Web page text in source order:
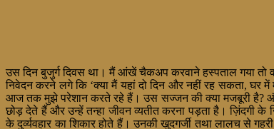
उस दिन बुजुर्ग दिवस था। मैं आंखें चैकअप करवाने हस्पताल गया तो
निवेदन करने लगे कि ‘क्या मैं यहां दो दिन और नहीं रह सकता, घर
आज तक मुझे परेशान करते रहे हैं। उस सज्जन की क्या मजबूरी है?
छोड़ देते हैं और उन्हें तन्हा जीवन व्यतीत करना पड़ता है। ज़िंदगी
के दुर्व्यवहार का शिकार होते हैं। उनकी खुदगर्जी तथा लालच से